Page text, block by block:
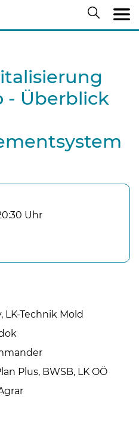
content
- Überblick
Uhr
LK-Technik Mold
Plus, BWSB, LK OÖ